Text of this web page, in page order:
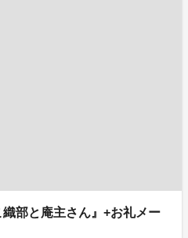
部と庵主さん』+お礼メー